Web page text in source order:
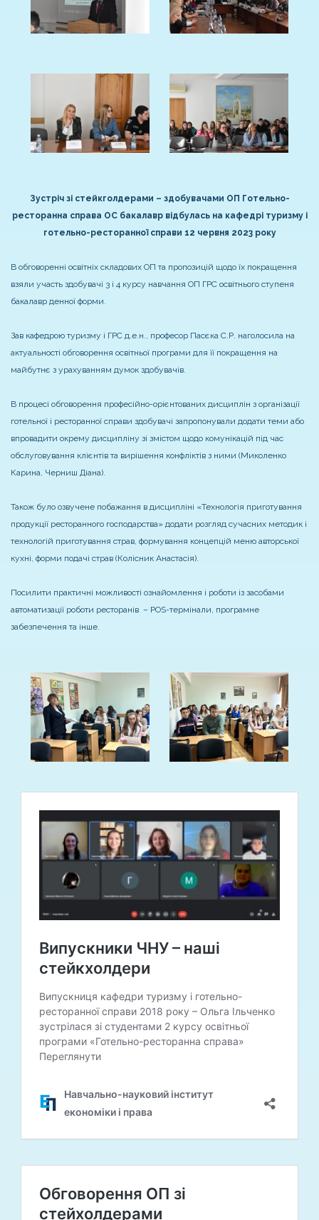
Зустріч зі стейкголдерами – здобувачами ОП Готельно-
ресторанна справа ОС бакалавр відбулась на кафедрі туризму і
готельно-ресторанної справи 12 червня 2023 року
В обговоренні освітніх складових ОП та пропозицій щодо їх покращення
взяли участь здобувачі 3 і 4 курсу навчання ОП ГРС освітнього ступеня
бакалавр денної форми.
Зав кафедрою туризму і ГРС д.е.н., професор Пасєка С.Р. наголосила на
актуальності обговорення освітньої програми для її покращення на
майбутнє з урахуванням думок здобувачів.
В процесі обговорення професійно-орієнтованих дисциплін з організації
готельної і ресторанної справи здобувачі запропонували додати теми або
впровадити окрему дисципліну зі змістом щодо комунікацій під час
обслуговування клієнтів та вирішення конфліктів з ними (Миколенко
Карина, Черниш Діана).
Також було озвучене побажання в дисципліні «Технологія приготування
продукції ресторанного господарства» додати розгляд сучасних методик і
технологій приготування страв, формування концепцій меню авторської
кухні, форми подачі страв (Колісник Анастасія).
Посилити практичні можливості ознайомлення і роботи із засобами
автоматизації роботи ресторанів – POS-термінали, програмне
забезпечення та інше.